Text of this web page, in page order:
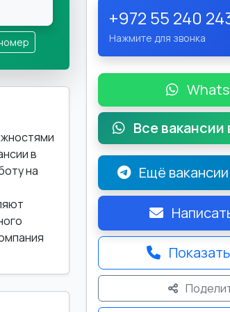
в
на
+972 55 240
Нажмите для звонка
Все
Ещё